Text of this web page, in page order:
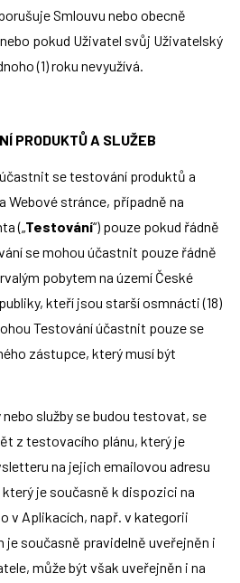
Smlouvu nebo obecně
pokud Uživatel svůj Uživatelský
(1) roku nevyužívá.
PRODUKTŮ A SLUŽEB
se testování produktů a
Webové stránce, případně na
(„Testování“) pouze pokud řádně
se mohou účastnit pouze řádně
pobytem na území České
kteří jsou starší osmnácti (18)
Testování účastnit pouze se
zástupce, který musí být
služby se budou testovat, se
z testovacího plánu, který je
na jejich emailovou adresu
je současně k dispozici na
v Aplikacích, např. v kategorii
je současně pravidelně uveřejněn i
může být však uveřejněn i na